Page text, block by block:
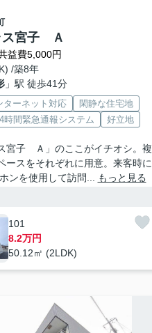
ス宮子 Ａ
益費5,000円
/築8年
」駅 徒歩41分
ターネット対応
閑静な住宅地
時間緊急通報システム 好立地
宮子 Ａ」のここがイチオシ。複
ースをそれぞれに用意。来客時に
ンを使用して訪問...
もっと見る
101
8.2万円
50.12㎡ (2LDK)